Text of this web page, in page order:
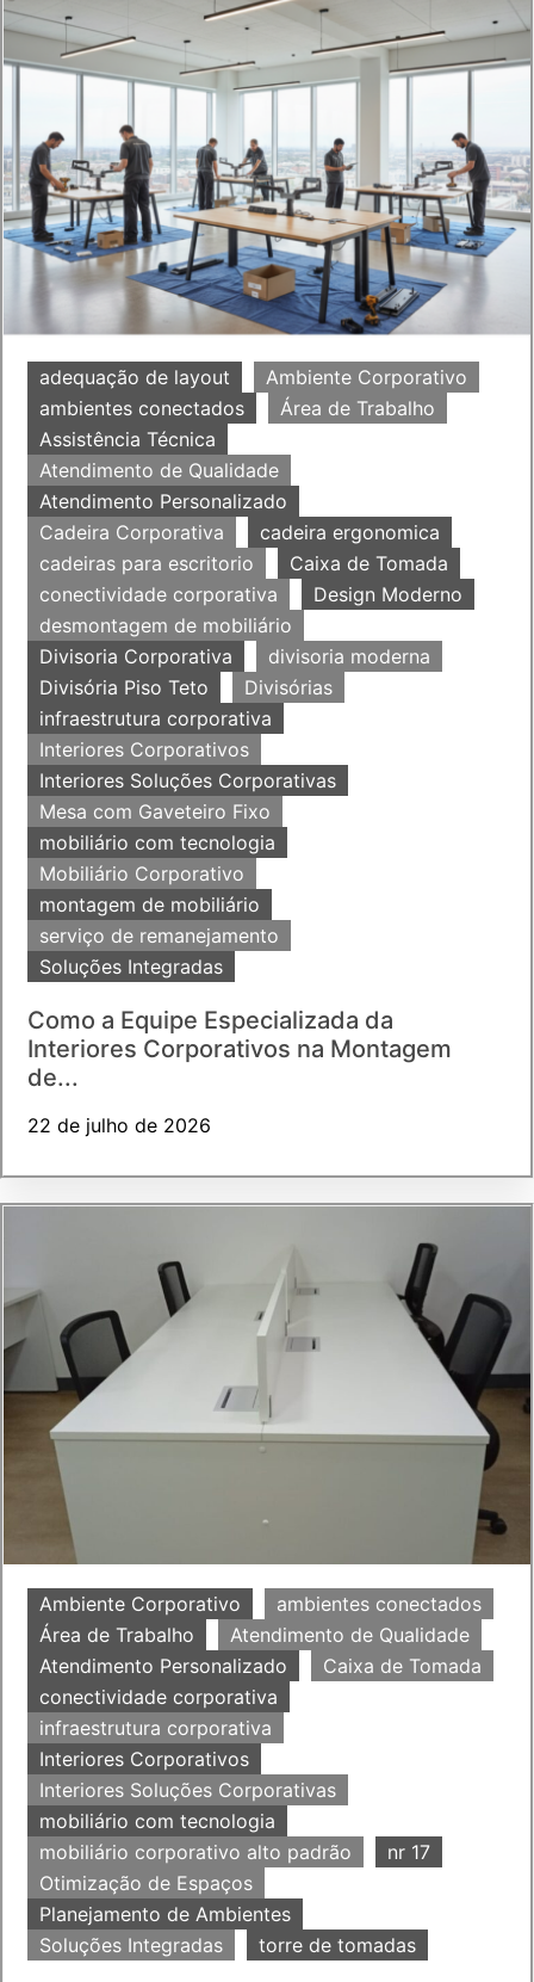
adequação de layout
Ambiente Corporativo
ambientes conectados
Área de Trabalho
Assistência Técnica
Atendimento de Qualidade
Atendimento Personalizado
Cadeira Corporativa
cadeira ergonomica
cadeiras para escritorio
Caixa de Tomada
conectividade corporativa
Design Moderno
desmontagem de mobiliário
Divisoria Corporativa
divisoria moderna
Divisória Piso Teto
Divisórias
infraestrutura corporativa
Interiores Corporativos
Interiores Soluções Corporativas
Mesa com Gaveteiro Fixo
mobiliário com tecnologia
Mobiliário Corporativo
montagem de mobiliário
serviço de remanejamento
Soluções Integradas
Como a Equipe Especializada da
Interiores Corporativos na Montagem
de...
22 de julho de 2026
Ambiente Corporativo
ambientes conectados
Área de Trabalho
Atendimento de Qualidade
Atendimento Personalizado
Caixa de Tomada
conectividade corporativa
infraestrutura corporativa
Interiores Corporativos
Interiores Soluções Corporativas
mobiliário com tecnologia
mobiliário corporativo alto padrão
nr 17
Otimização de Espaços
Planejamento de Ambientes
Soluções Integradas
torre de tomadas